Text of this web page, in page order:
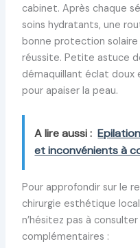
cabinet. Après chaque
soins hydratants, une
bonne protection solaire
réussite. Petite astuce
démaquillant éclat doux
pour apaiser la peau.
A lire aussi :
et inconvénients à
Pour approfondir sur le
chirurgie esthétique
n’hésitez pas à
complémentaires :